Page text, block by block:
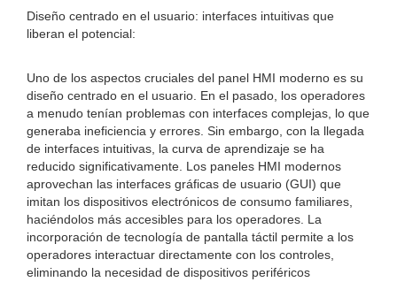
Diseño centrado en el usuario: interfaces intuitivas que
liberan el potencial:
Uno de los aspectos cruciales del panel HMI moderno es su
diseño centrado en el usuario. En el pasado, los operadores
a menudo tenían problemas con interfaces complejas, lo que
generaba ineficiencia y errores. Sin embargo, con la llegada
de interfaces intuitivas, la curva de aprendizaje se ha
reducido significativamente. Los paneles HMI modernos
aprovechan las interfaces gráficas de usuario (GUI) que
imitan los dispositivos electrónicos de consumo familiares,
haciéndolos más accesibles para los operadores. La
incorporación de tecnología de pantalla táctil permite a los
operadores interactuar directamente con los controles,
eliminando la necesidad de dispositivos periféricos